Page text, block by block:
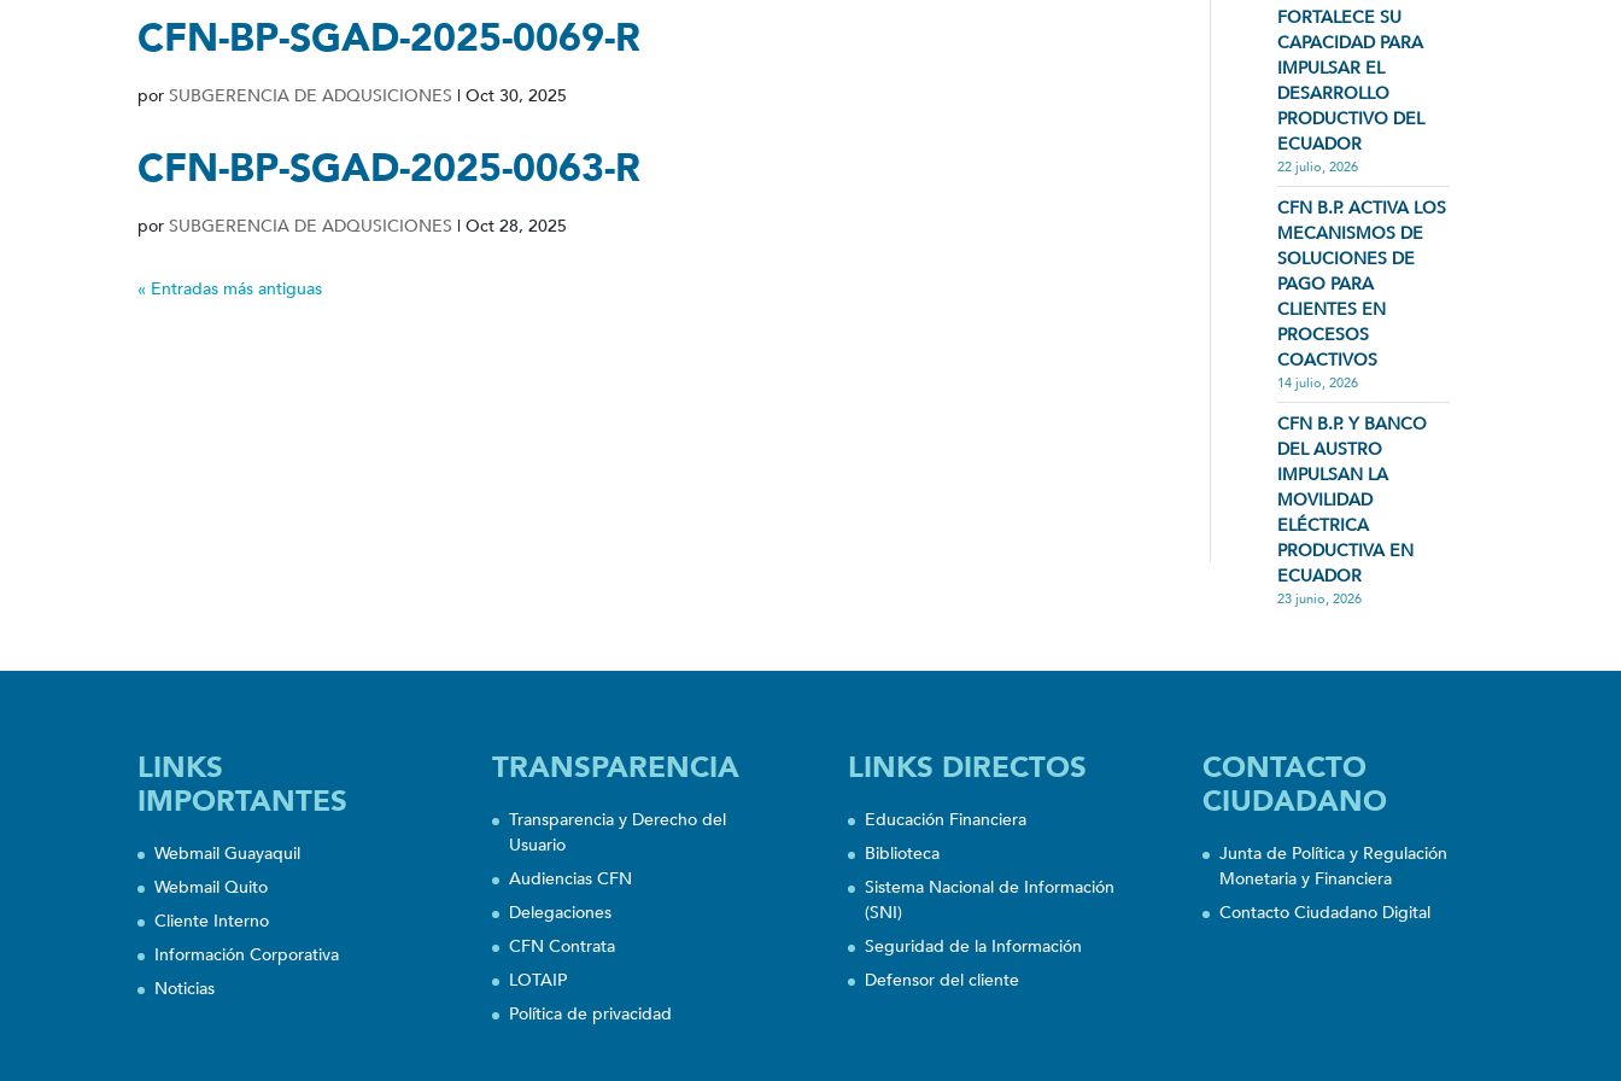
CFN-BP-SGAD-2025-0069-R
por SUBGERENCIA DE ADQUSICIONES | Oct 30, 2025
CFN-BP-SGAD-2025-0063-R
por SUBGERENCIA DE ADQUSICIONES | Oct 28, 2025
« Entradas más antiguas
FORTALECE SU
CAPACIDAD PARA
IMPULSAR EL
DESARROLLO
PRODUCTIVO DEL
ECUADOR
22 julio, 2026
CFN B.P. ACTIVA LOS
MECANISMOS DE
SOLUCIONES DE
PAGO PARA
CLIENTES EN
PROCESOS
COACTIVOS
14 julio, 2026
CFN B.P. Y BANCO
DEL AUSTRO
IMPULSAN LA
MOVILIDAD
ELÉCTRICA
PRODUCTIVA EN
ECUADOR
23 junio, 2026
LINKS
IMPORTANTES
Webmail Guayaquil
Webmail Quito
Cliente Interno
Información Corporativa
Noticias
TRANSPARENCIA
Transparencia y Derecho del
Usuario
Audiencias CFN
Delegaciones
CFN Contrata
LOTAIP
Política de privacidad
LINKS DIRECTOS
Educación Financiera
Biblioteca
Sistema Nacional de Información
(SNI)
Seguridad de la Información
Defensor del cliente
CONTACTO
CIUDADANO
Junta de Política y Regulación
Monetaria y Financiera
Contacto Ciudadano Digital